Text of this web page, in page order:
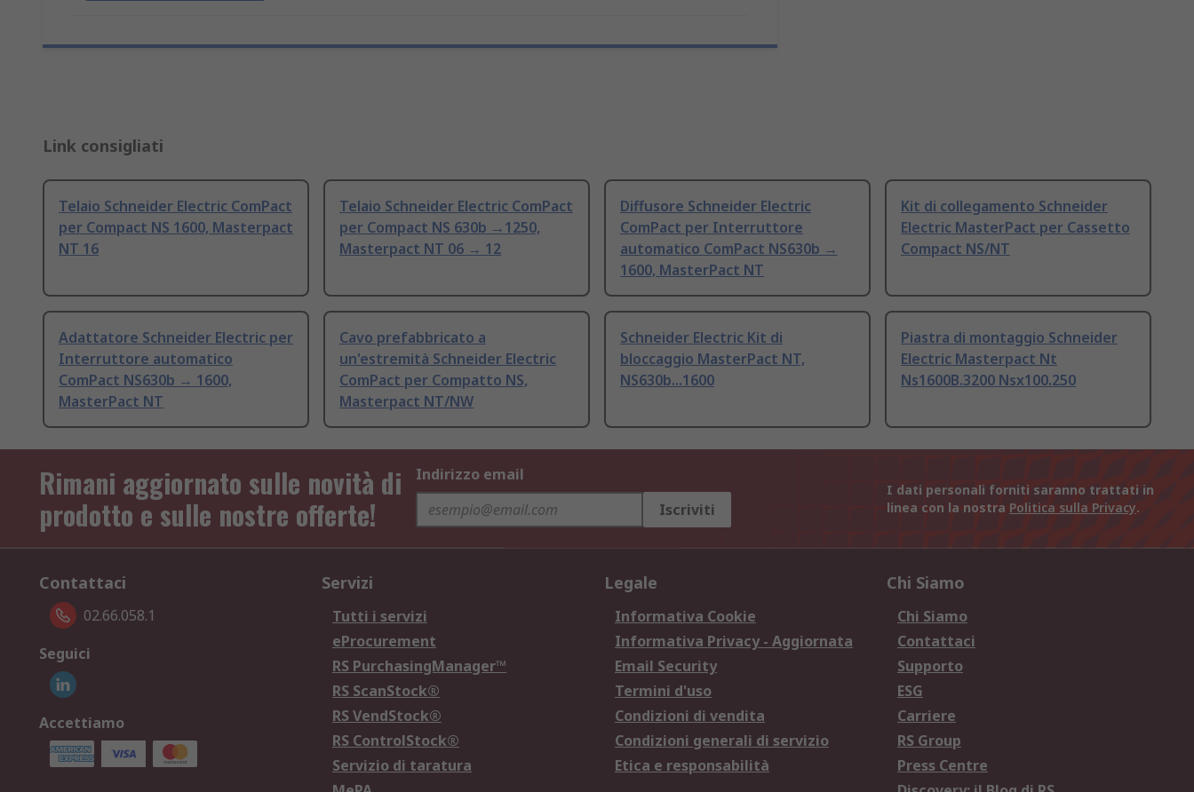
Link consigliati
Telaio Schneider Electric ComPact
per Compact NS 1600, Masterpact
NT 16
Telaio Schneider Electric ComPact
per Compact NS 630b →1250,
Masterpact NT 06 → 12
Diffusore Schneider Electric
ComPact per Interruttore
automatico ComPact NS630b →
1600, MasterPact NT
Kit di collegamento Schneider
Electric MasterPact per Cassetto
Compact NS/NT
Adattatore Schneider Electric per
Interruttore automatico
ComPact NS630b → 1600,
MasterPact NT
Cavo prefabbricato a
un'estremità Schneider Electric
ComPact per Compatto NS,
Masterpact NT/NW
Schneider Electric Kit di
bloccaggio MasterPact NT,
NS630b...1600
Piastra di montaggio Schneider
Electric Masterpact Nt
Ns1600B.3200 Nsx100.250
Rimani aggiornato sulle novità di
prodotto e sulle nostre offerte!
Indirizzo email
Iscriviti
I dati personali forniti saranno trattati in
linea con la nostra Politica sulla Privacy.
Contattaci
02.66.058.1
Seguici
Accettiamo
Servizi
Tutti i servizi
eProcurement
RS PurchasingManager™
RS ScanStock®
RS VendStock®
RS ControlStock®
Servizio di taratura
Legale
Informativa Cookie
Informativa Privacy - Aggiornata
Email Security
Termini d'uso
Condizioni di vendita
Condizioni generali di servizio
Etica e responsabilità
Chi Siamo
Chi Siamo
Contattaci
Supporto
ESG
Carriere
RS Group
Press Centre